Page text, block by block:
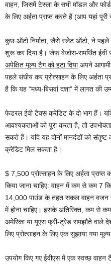
वाहन, जिसमें टेस्ला के सभी मॉडल और
के लिए अर्हता प्राप्त करते हैं (आप यहां
कुछ ऑटो निर्माता, जैसे स्लेट ऑटो, ने पहले
शुरू कर दिया है। जेफ बेजोस-समर्थित ईवी
अपेक्षित मूल्य टैग को हटा दियाअपने
पहले संघीय कर प्रोत्साहन के लिए अर्हता
है कि यह “मध्य-बिसवां दशा” में लागत की
फेडरल ईवी टैक्स क्रेडिट के दो भाग हैं।
आवश्यकताओं को पूरा करता है, तो
सकते हैं। यदि यह दोनों मानदंडों को
क्रेडिट मिल सकता है।
$ 7,500 प्रोत्साहन के लिए अर्हता
किया जाना चाहिए: वाहन में कम से कम 7
14,000 पाउंड के तहत सकल वाहन वजन
में होना चाहिए। इसके अतिरिक्त, कम से
अमेरिका या यूएस फ्री-ट्रेड समझौते वाले
लिए प्रोत्साहन के लिए एक सुझाया गया
उपयोग किए गए ईवीएस में एक स्वच्छ